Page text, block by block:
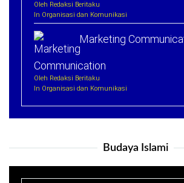
Oleh Redaksi Beritaku
In Organisasi dan Komunikasi
Marketing
Oleh Redaksi Beritaku
In Organisasi dan Komunikasi
Budaya Islami